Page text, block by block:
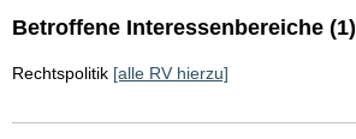
Betroffene Interessenbereiche (1)
Rechtspolitik [alle RV hierzu]